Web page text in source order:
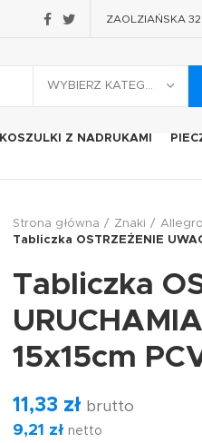
ZAOLZIAŃSKA
KOSZULKI Z NADRUKAMI
Strona główna Znaki
Allegro
Tabliczka OSTRZEŻENIE
Tabliczka
15x15cm
11,33 zł brutto
9,21 zł netto